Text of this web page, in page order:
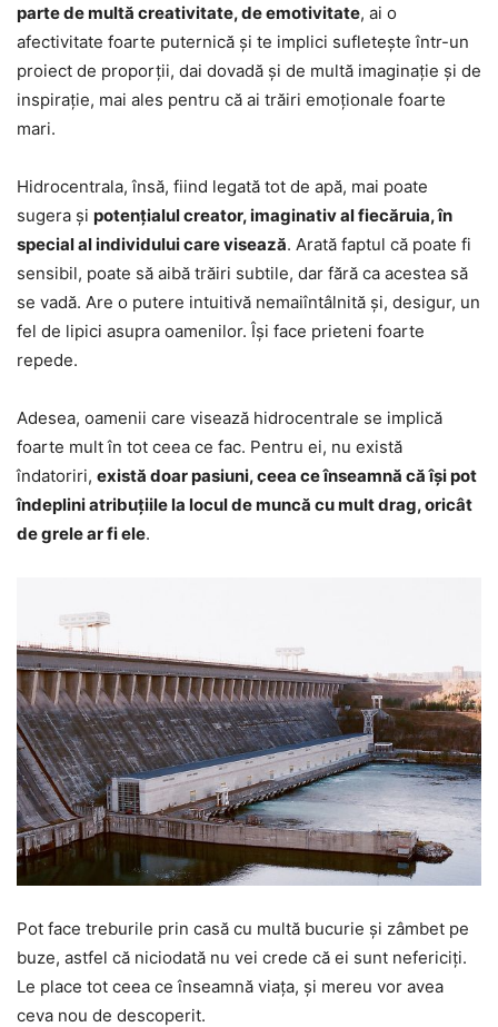
parte de multă creativitate, de emotivitate, ai o
afectivitate foarte puternică și te implici sufletește într-un
proiect de proporții, dai dovadă și de multă imaginație și de
inspirație, mai ales pentru că ai trăiri emoționale foarte
mari.
Hidrocentrala, însă, fiind legată tot de apă, mai poate
sugera și potențialul creator, imaginativ al fiecăruia, în
special al individului care visează. Arată faptul că poate fi
sensibil, poate să aibă trăiri subtile, dar fără ca acestea să
se vadă. Are o putere intuitivă nemaiîntâlnită și, desigur, un
fel de lipici asupra oamenilor. Își face prieteni foarte
repede.
Adesea, oamenii care visează hidrocentrale se implică
foarte mult în tot ceea ce fac. Pentru ei, nu există
îndatoriri, există doar pasiuni, ceea ce înseamnă că își pot
îndeplini atribuțiile la locul de muncă cu mult drag, oricât
de grele ar fi ele.
Pot face treburile prin casă cu multă bucurie și zâmbet pe
buze, astfel că niciodată nu vei crede că ei sunt nefericiți.
Le place tot ceea ce înseamnă viața, și mereu vor avea
ceva nou de descoperit.